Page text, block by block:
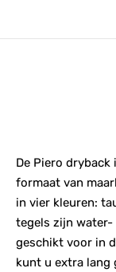
De Piero
formaat van
in vier kleuren:
tegels zijn water-
geschikt voor in
kunt u extra lang